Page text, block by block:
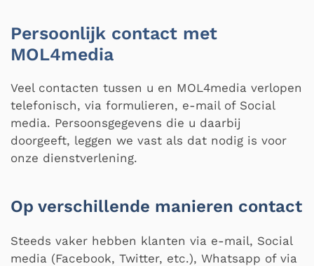
Persoonlijk contact met
MOL4media
Veel contacten tussen u en MOL4media verlopen
telefonisch, via formulieren, e-mail of Social
media. Persoonsgegevens die u daarbij
doorgeeft, leggen we vast als dat nodig is voor
onze dienstverlening.
Op verschillende manieren contact
Steeds vaker hebben klanten via e-mail, Social
media (Facebook, Twitter, etc.), Whatsapp of via